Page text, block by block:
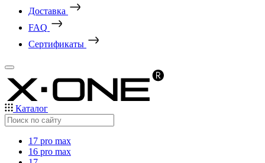
Доставка
FAQ
Сертификаты
Каталог
17 pro max
16 pro max